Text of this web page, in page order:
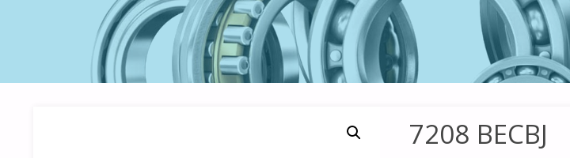
7208 BECBJ